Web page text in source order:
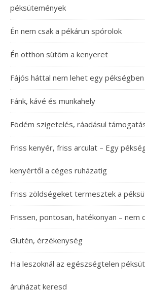
péksütemények
Én nem csak a pékárun spórolok
Én otthon sütöm a kenyeret
Fájós háttal nem lehet egy
Fánk, kávé és munkahely
Födém szigetelés, ráadásul
Friss kenyér, friss arculat – Egy
kenyértől a céges ruházatig
Friss zöldségeket termesztek a
Frissen, pontosan, hatékonyan – nem
Glutén, érzékenység
Ha leszoknál az egészségtelen
áruházat keresd